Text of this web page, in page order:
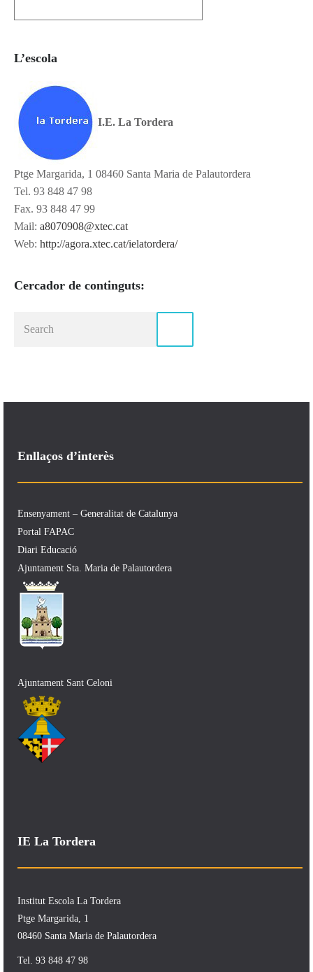
L’escola
I.E. La Tordera
Ptge Margarida, 1 08460 Santa Maria de Palautordera
Tel. 93 848 47 98
Fax. 93 848 47 99
Mail: a8070908@xtec.cat
Web: http://agora.xtec.cat/ielatordera/
Cercador de continguts:
Enllaços d’interès
Ensenyament – Generalitat de Catalunya
Portal FAPAC
Diari Educació
Ajuntament Sta. Maria de Palautordera
Ajuntament Sant Celoni
IE La Tordera
Institut Escola La Tordera
Ptge Margarida, 1
08460 Santa Maria de Palautordera
Tel. 93 848 47 98